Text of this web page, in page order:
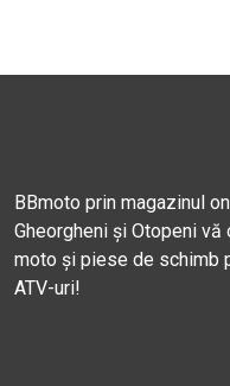
BBmoto prin magazinul
Gheorgheni și Otopeni
moto și piese de schimb
ATV-uri!